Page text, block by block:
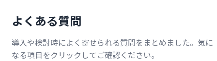
よくある質問
導入や検討時によく寄せられる質問をまとめました。気に
なる項目をクリックしてご確認ください。